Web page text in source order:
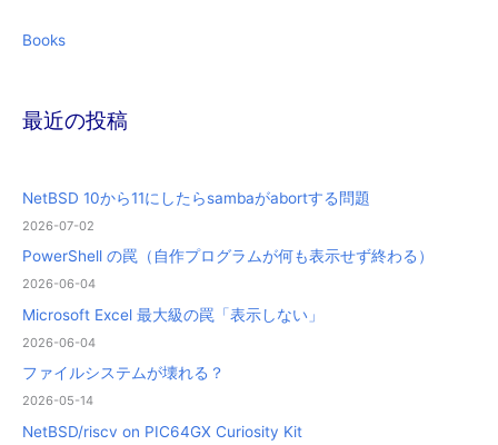
Books
最近の投稿
NetBSD 10から11にしたらsambaがabortする問題
2026-07-02
PowerShell の罠（自作プログラムが何も表示せず終わる）
2026-06-04
Microsoft Excel 最大級の罠「表示しない」
2026-06-04
ファイルシステムが壊れる？
2026-05-14
NetBSD/riscv on PIC64GX Curiosity Kit